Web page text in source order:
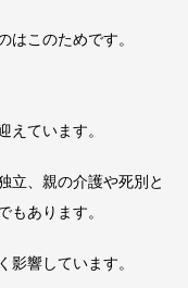
このためです。
ています。
立、親の介護や死別と
あります。
響しています。